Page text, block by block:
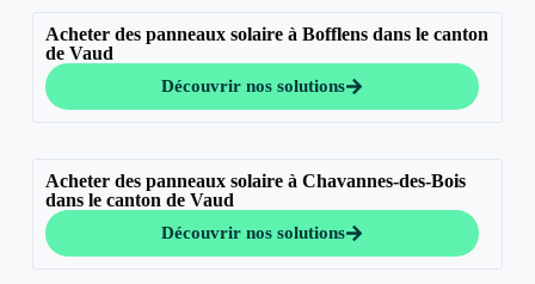
Acheter des panneaux solaire à Bofflens dans le canton
de Vaud
Découvrir nos solutions
Acheter des panneaux solaire à Chavannes-des-Bois
dans le canton de Vaud
Découvrir nos solutions